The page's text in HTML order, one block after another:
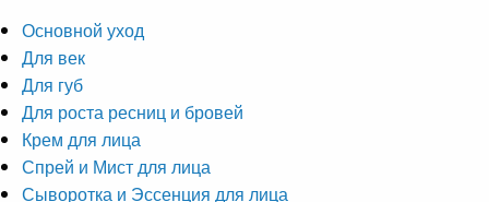
Основной уход
Для век
Для губ
Для роста ресниц и бровей
Крем для лица
Спрей и Мист для лица
Сыворотка и Эссенция для лица